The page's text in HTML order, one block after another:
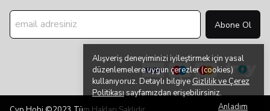
Alışveriş deneyiminizi iyileştirmek için yasal
düzenlemelere uygun çerezler (cookies)
kullanıyoruz. Detaylı bilgiye Gizlilik ve Çerez
Politikasısayfamızdan erişebilirsiniz.
Anladım
Abone Ol